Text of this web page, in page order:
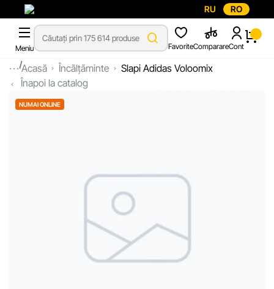
RU RO
Meniu FavoriteComparareCont
...Acasă Încălțăminte
Slapi Adidas Voloomix
Înapoi la catalog
NUMAI ONLINE